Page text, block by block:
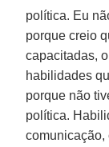
política. Eu
porque creio
capacitadas,
habilidades
porque não
política.
comunicação,